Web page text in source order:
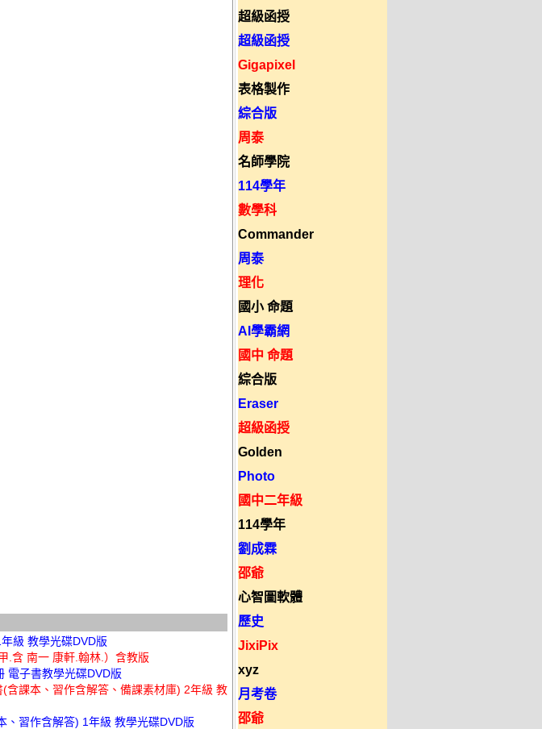
級 教學光碟DVD版
.含 南一 康軒.翰林.）含教版
電子書教學光碟DVD版
含課本、習作含解答、備課素材庫) 2年級 教
、習作含解答) 1年級 教學光碟DVD版
超級函授
超級函授
Gigapixel
表格製作
綜合版
周泰
名師學院
114學年
數學科
Commander
周泰
理化
國小 命題
AI學霸網
國中 命題
綜合版
Eraser
超級函授
Golden
Photo
國中二年級
114學年
劉成霖
邵爺
心智圖軟體
歷史
JixiPix
xyz
月考卷
邵爺